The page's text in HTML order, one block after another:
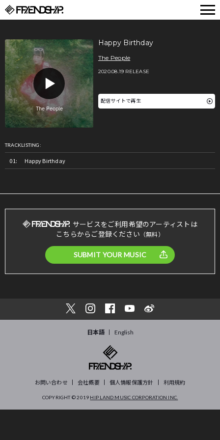
Happy Birthday
The People
2020.08.19 RELEASE
配信サイトで再生
TRACKLISTING:
Happy Birthday
サービスをご利用希望のアーティストは
こちらからご登録ください （無料）
SUBMIT YOUR MUSIC
日本語 English
お問い合わせ 会社概要 個人情報保護方針 利用規約
COPYRIGHT © 2019 HIP LAND MUSIC CORPORATION INC.